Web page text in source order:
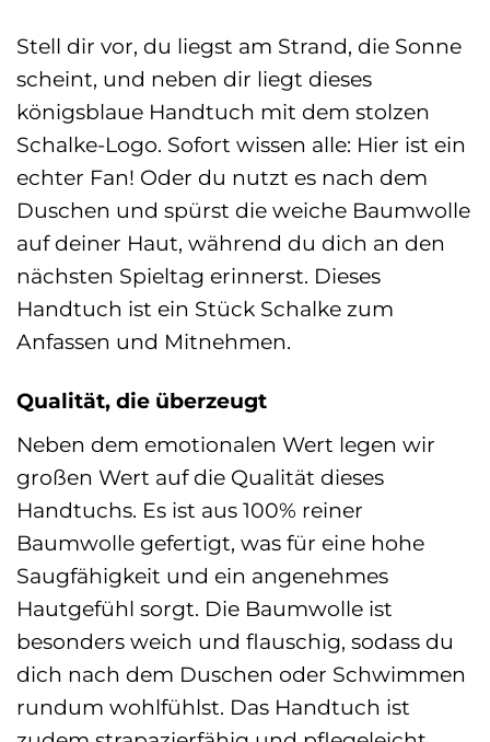
Stell dir vor, du liegst am Strand, die Sonne
scheint, und neben dir liegt dieses
königsblaue Handtuch mit dem stolzen
Schalke-Logo. Sofort wissen alle: Hier ist ein
echter Fan! Oder du nutzt es nach dem
Duschen und spürst die weiche Baumwolle
auf deiner Haut, während du dich an den
nächsten Spieltag erinnerst. Dieses
Handtuch ist ein Stück Schalke zum
Anfassen und Mitnehmen.
Qualität, die überzeugt
Neben dem emotionalen Wert legen wir
großen Wert auf die Qualität dieses
Handtuchs. Es ist aus 100% reiner
Baumwolle gefertigt, was für eine hohe
Saugfähigkeit und ein angenehmes
Hautgefühl sorgt. Die Baumwolle ist
besonders weich und flauschig, sodass du
dich nach dem Duschen oder Schwimmen
rundum wohlfühlst. Das Handtuch ist